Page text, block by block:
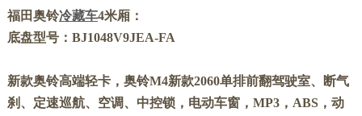
福田奥铃冷藏车4米厢：
底盘型号：BJ1048V9JEA-FA
新款奥铃高端轻卡，奥铃M4新款2060单排前翻驾驶室、断气
刹、定速巡航、空调、中控锁，电动车窗，MP3，ABS，动